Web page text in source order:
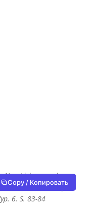
New Lichens and
Caucasus // Byul.
6. S. 83-84
Copy / Копировать